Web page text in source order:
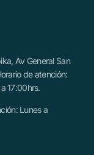
Av General San
de atención:
17:00hrs.
Lunes a